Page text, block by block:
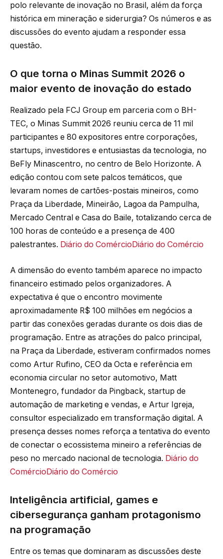
polo relevante de inovação no Brasil, além da força
histórica em mineração e siderurgia? Os números e as
discussões do evento ajudam a responder essa
questão.
O que torna o Minas Summit 2026 o
maior evento de inovação do estado
Realizado pela FCJ Group em parceria com o BH-
TEC, o Minas Summit 2026 reuniu cerca de 11 mil
participantes e 80 expositores entre corporações,
startups, investidores e entusiastas da tecnologia, no
BeFly Minascentro, no centro de Belo Horizonte. A
edição contou com sete palcos temáticos, que
levaram nomes de cartões-postais mineiros, como
Praça da Liberdade, Mineirão, Lagoa da Pampulha,
Mercado Central e Casa do Baile, totalizando cerca de
100 horas de conteúdo e a presença de 400
palestrantes. Diário do Comércio Diário do Comércio
A dimensão do evento também aparece no impacto
financeiro estimado pelos organizadores. A
expectativa é que o encontro movimente
aproximadamente R$ 100 milhões em negócios a
partir das conexões geradas durante os dois dias de
programação. Entre as atrações do palco principal,
na Praça da Liberdade, estiveram confirmados nomes
como Artur Rufino, CEO da Octa e referência em
economia circular no setor automotivo, Matt
Montenegro, fundador da Pingback, startup de
automação de marketing e vendas, e Artur Igreja,
consultor especializado em transformação digital. A
presença desses nomes reforça a tentativa do evento
de conectar o ecossistema mineiro a referências de
peso no mercado nacional de tecnologia. Diário do
ComércioDiário do Comércio
Inteligência artificial, games e
cibersegurança ganham protagonismo
na programação
Entre os temas que dominaram as discussões deste